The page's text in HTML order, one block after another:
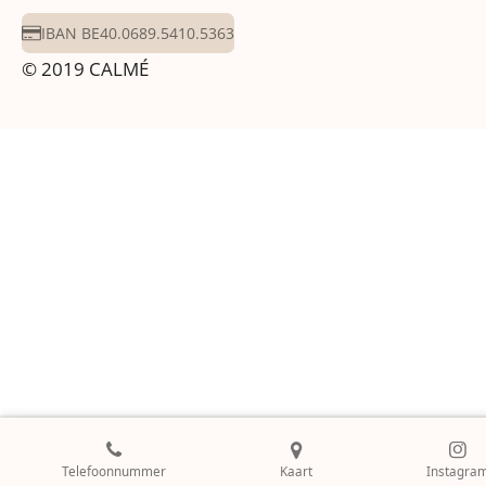
IBAN BE40.0689.5410.5363
© 2019 CALMÉ
Telefoonnummer Kaart